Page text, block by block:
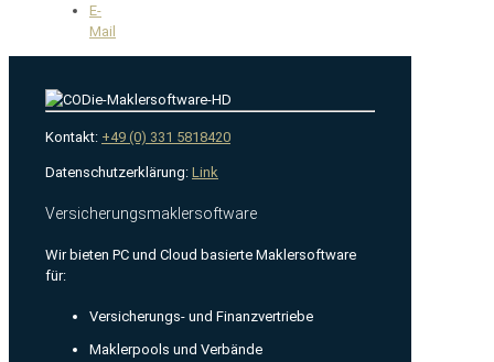
E-
Mail
Kontakt: +49 (0) 331 5818420
Datenschutzerklärung: Link
Versicherungsmaklersoftware
Wir bieten PC und Cloud basierte Maklersoftware
für:
Versicherungs- und Finanzvertriebe
Maklerpools und Verbände